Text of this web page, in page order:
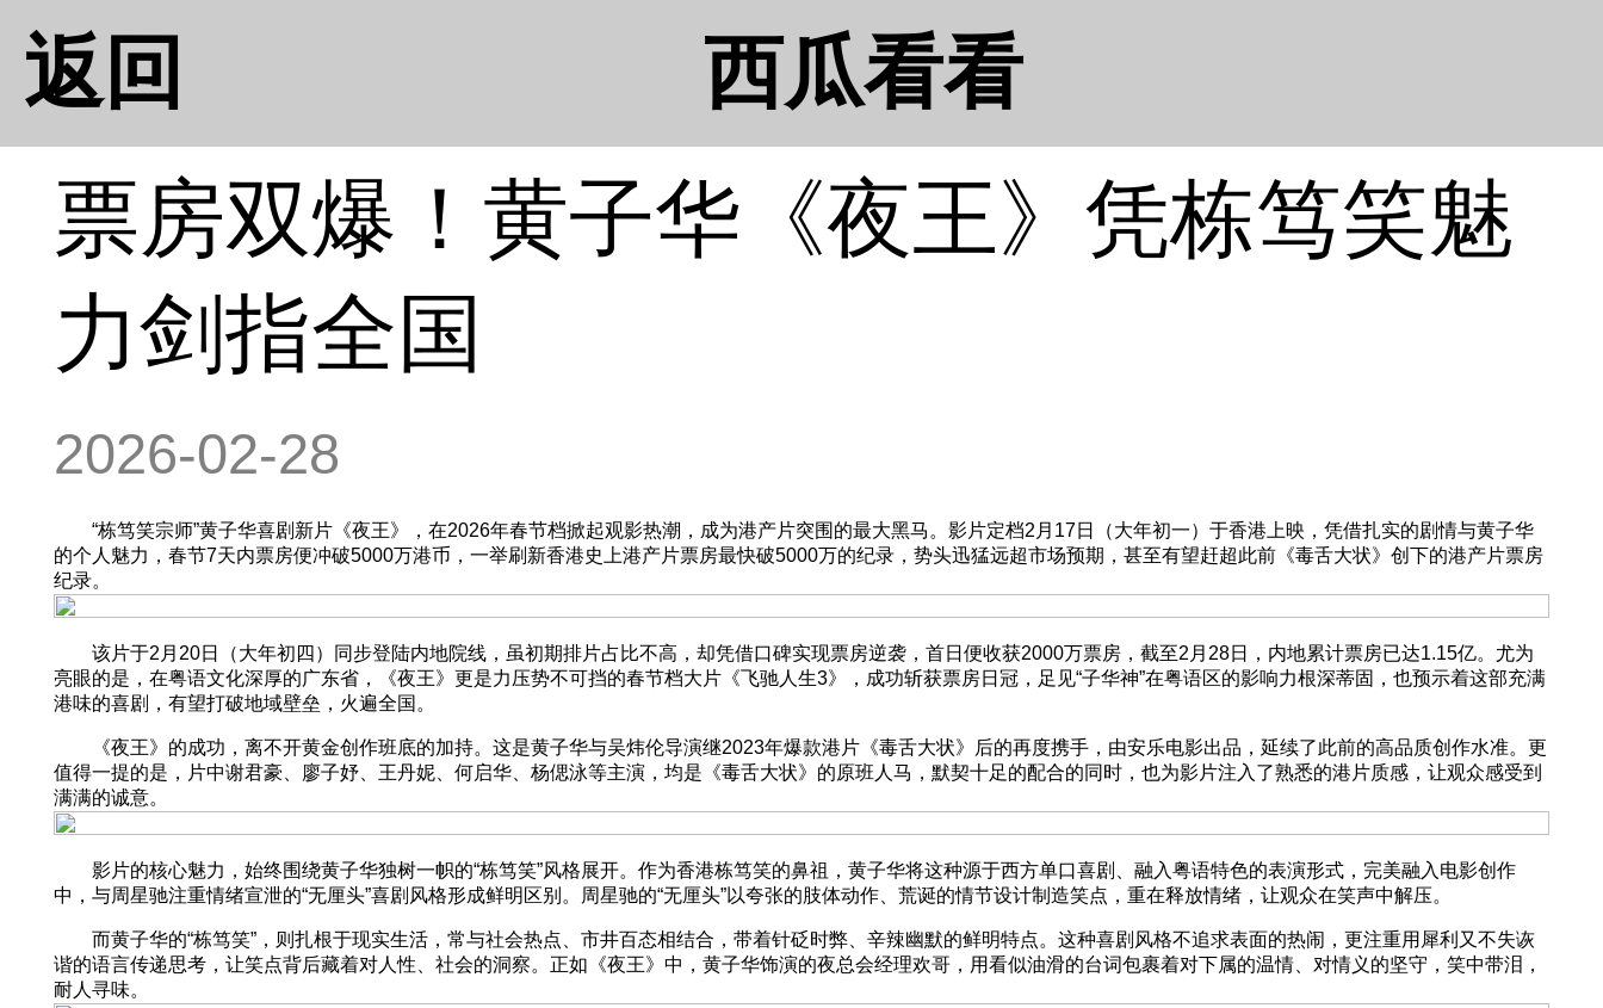
返回 西瓜看看
票房双爆！黄子华《夜王》凭栋笃笑魅
力剑指全国
2026-02-28
“栋笃笑宗师”黄子华喜剧新片《夜王》，在2026年春节档掀起观影热潮，成为港产片突围的最大黑马。影片定档2月17日（大年初一）于香港上映，凭借扎实的剧情与黄子华
的个人魅力，春节7天内票房便冲破5000万港币，一举刷新香港史上港产片票房最快破5000万的纪录，势头迅猛远超市场预期，甚至有望赶超此前《毒舌大状》创下的港产片票房
纪录。
该片于2月20日（大年初四）同步登陆内地院线，虽初期排片占比不高，却凭借口碑实现票房逆袭，首日便收获2000万票房，截至2月28日，内地累计票房已达1.15亿。尤为
亮眼的是，在粤语文化深厚的广东省，《夜王》更是力压势不可挡的春节档大片《飞驰人生3》，成功斩获票房日冠，足见“子华神”在粤语区的影响力根深蒂固，也预示着这部充满
港味的喜剧，有望打破地域壁垒，火遍全国。
《夜王》的成功，离不开黄金创作班底的加持。这是黄子华与吴炜伦导演继2023年爆款港片《毒舌大状》后的再度携手，由安乐电影出品，延续了此前的高品质创作水准。更
值得一提的是，片中谢君豪、廖子妤、王丹妮、何启华、杨偲泳等主演，均是《毒舌大状》的原班人马，默契十足的配合的同时，也为影片注入了熟悉的港片质感，让观众感受到
满满的诚意。
影片的核心魅力，始终围绕黄子华独树一帜的“栋笃笑”风格展开。作为香港栋笃笑的鼻祖，黄子华将这种源于西方单口喜剧、融入粤语特色的表演形式，完美融入电影创作
中，与周星驰注重情绪宣泄的“无厘头”喜剧风格形成鲜明区别。周星驰的“无厘头”以夸张的肢体动作、荒诞的情节设计制造笑点，重在释放情绪，让观众在笑声中解压。
而黄子华的“栋笃笑”，则扎根于现实生活，常与社会热点、市井百态相结合，带着针砭时弊、辛辣幽默的鲜明特点。这种喜剧风格不追求表面的热闹，更注重用犀利又不失诙
谐的语言传递思考，让笑点背后藏着对人性、社会的洞察。正如《夜王》中，黄子华饰演的夜总会经理欢哥，用看似油滑的台词包裹着对下属的温情、对情义的坚守，笑中带泪，
耐人寻味。